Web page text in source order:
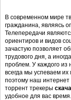
В современном мире
гражданина, являясь
Телепередачи
ориентиров и видов
зачастую позволяет
трудового дня, а
проблем. У каждого из
всегда мы успеваем их
поэтому наш интернет
торрент трекеры
удобное для вас время.